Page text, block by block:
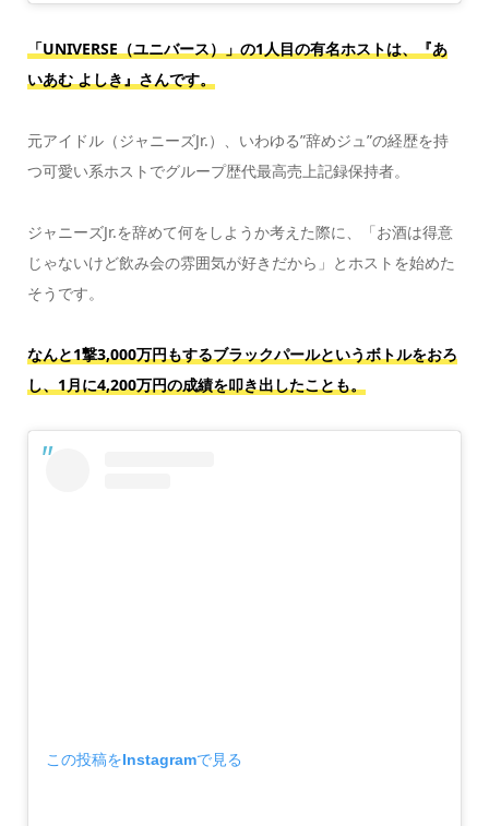
「UNIVERSE（ユニバース）」の1人目の有名ホストは、『あ
いあむ よしき』さんです。
元アイドル（ジャニーズJr.）、いわゆる”辞めジュ”の経歴を持
つ可愛い系ホストでグループ歴代最高売上記録保持者。
ジャニーズJr.を辞めて何をしようか考えた際に、「お酒は得意
じゃないけど飲み会の雰囲気が好きだから」とホストを始めた
そうです。
なんと1撃3,000万円もするブラックパールというボトルをおろ
し、1月に4,200万円の成績を叩き出したことも。
この投稿をInstagramで見る